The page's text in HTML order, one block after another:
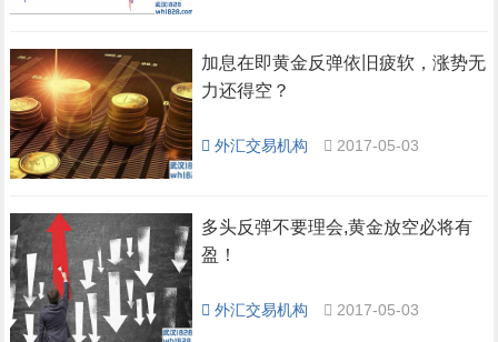
加息在即黄金反弹依旧疲软，涨势无
力还得空？
外汇交易机构 2017-05-03
多头反弹不要理会,黄金放空必将有
盈！
外汇交易机构 2017-05-03